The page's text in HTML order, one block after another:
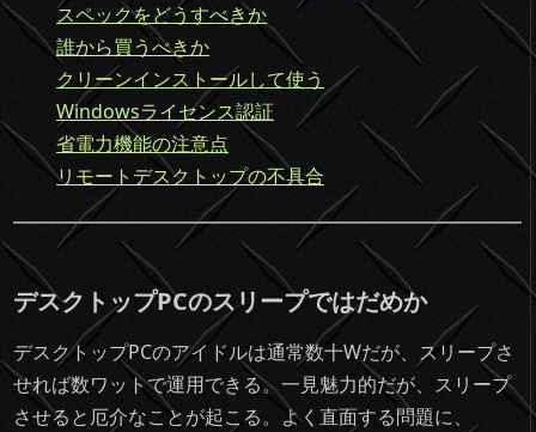
スペックをどうすべきか
誰から買うべきか
クリーンインストールして使う
Windowsライセンス認証
省電力機能の注意点
リモートデスクトップの不具合
デスクトップPCのスリープではだめか
デスクトップPCのアイドルは通常数十Wだが、スリープさ
せれば数ワットで運用できる。一見魅力的だが、スリープ
させると厄介なことが起こる。よく直面する問題に、